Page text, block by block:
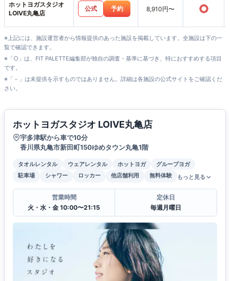
ホットヨガスタジオ
LOIVE丸亀店
公式 予約 8,910円〜 ○
※上記には、施設運営者から情報提供のあった施設を掲載しています。全施設は下の一
覧で確認できます。
※「○」は、FIT PALETTE編集部が独自の調査・基準に基づき、特におすすめする項目
です。
※「－」は未提供を示すものではありません。詳細は各施設の公式サイトをご確認くだ
さい。
ホットヨガスタジオ LOIVE丸亀店
宇多津駅から車で10分
香川県丸亀市新田町150ゆめタウン丸亀1階
タオルレンタル ウェアレンタル ホットヨガ
グループヨガ
駐車場
シャワー ロッカー 他店舗利用 無料体験 もっと見る
営業時間
火・水・金 10:00〜21:15
定休日
毎週月曜日